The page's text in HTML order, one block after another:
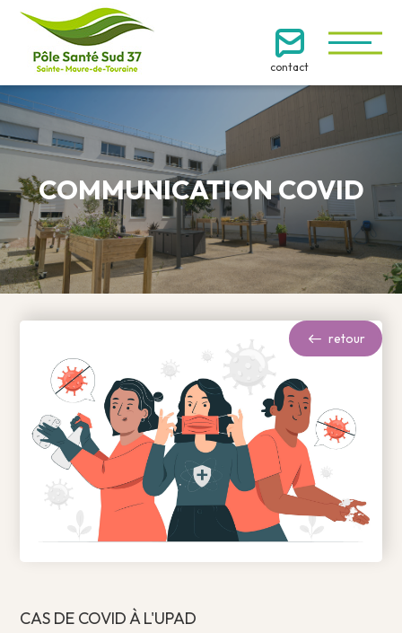
contact
COMMUNICATION COVID
retour
CAS DE COVID À L'UPAD